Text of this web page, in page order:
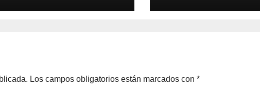
riña
herida en
Los campos obligatorios están marcados con *